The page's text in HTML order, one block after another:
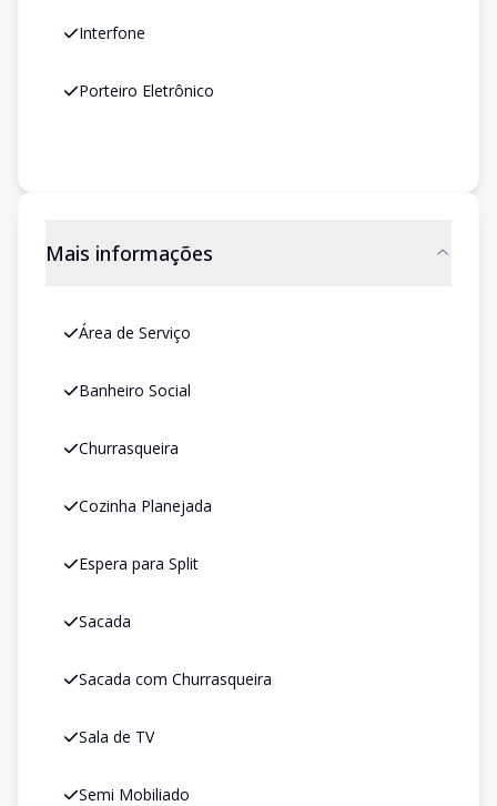
Interfone
Porteiro Eletrônico
Mais informações
Área de Serviço
Banheiro Social
Churrasqueira
Cozinha Planejada
Espera para Split
Sacada
Sacada com Churrasqueira
Sala de TV
Semi Mobiliado